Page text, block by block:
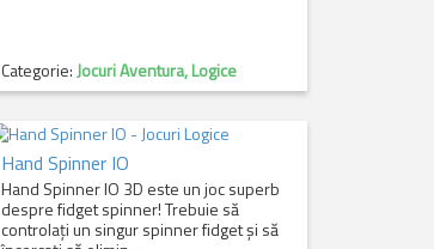
Categorie:Jocuri Aventura, Logice
Hand Spinner IO
Hand Spinner IO 3D este un joc superb
despre fidget spinner! Trebuie să
controlați un singur spinner fidget și să